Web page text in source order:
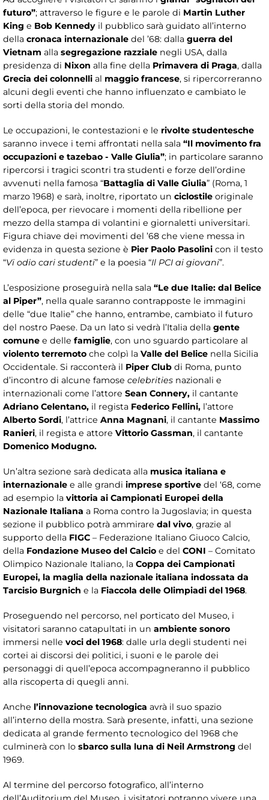
futuro”; attraverso le figure e le parole di Martin Luther
King e Bob Kennedy il pubblico sarà guidato all’interno
della cronaca internazionale del ’68: dalla guerra del
Vietnam alla segregazione razziale negli USA, dalla
presidenza di Nixon alla fine della Primavera di Praga, dalla
Grecia dei colonnelli al maggio francese, si ripercorreranno
alcuni degli eventi che hanno influenzato e cambiato le
sorti della storia del mondo.
Le occupazioni, le contestazioni e le rivolte studentesche
saranno invece i temi affrontati nella sala “Il movimento fra
occupazioni e tazebao - Valle Giulia”; in particolare saranno
ripercorsi i tragici scontri tra studenti e forze dell’ordine
avvenuti nella famosa “Battaglia di Valle Giulia” (Roma, 1
marzo 1968) e sarà, inoltre, riportato un ciclostile originale
dell’epoca, per rievocare i momenti della ribellione per
mezzo della stampa di volantini e giornaletti universitari.
Figura chiave dei movimenti del ’68 che viene messa in
evidenza in questa sezione è Pier Paolo Pasolini con il testo
“Vi odio cari studenti” e la poesia “Il PCI ai giovani”.
L’esposizione proseguirà nella sala “Le due Italie: dal Belice
al Piper”, nella quale saranno contrapposte le immagini
delle “due Italie” che hanno, entrambe, cambiato il futuro
del nostro Paese. Da un lato si vedrà l’Italia della gente
comune e delle famiglie, con uno sguardo particolare al
violento terremoto che colpì la Valle del Belice nella Sicilia
Occidentale. Si racconterà il Piper Club di Roma, punto
d’incontro di alcune famose celebrities nazionali e
internazionali come l’attore Sean Connery, il cantante
Adriano Celentano, il regista Federico Fellini, l’attore
Alberto Sordi, l’attrice Anna Magnani, il cantante Massimo
Ranieri, il regista e attore Vittorio Gassman, il cantante
Domenico Modugno.
Un’altra sezione sarà dedicata alla musica italiana e
internazionale e alle grandi imprese sportive del ‘68, come
ad esempio la vittoria ai Campionati Europei della
Nazionale Italiana a Roma contro la Jugoslavia; in questa
sezione il pubblico potrà ammirare dal vivo, grazie al
supporto della FIGC – Federazione Italiano Giuoco Calcio,
della Fondazione Museo del Calcio e del CONI – Comitato
Olimpico Nazionale Italiano, la Coppa dei Campionati
Europei, la maglia della nazionale italiana indossata da
Tarcisio Burgnich e la Fiaccola delle Olimpiadi del 1968.
Proseguendo nel percorso, nel porticato del Museo, i
visitatori saranno catapultati in un ambiente sonoro
immersi nelle voci del 1968: dalle urla degli studenti nei
cortei ai discorsi dei politici, i suoni e le parole dei
personaggi di quell’epoca accompagneranno il pubblico
alla riscoperta di quegli anni.
Anche l’innovazione tecnologica avrà il suo spazio
all’interno della mostra. Sarà presente, infatti, una sezione
dedicata al grande fermento tecnologico del 1968 che
culminerà con lo sbarco sulla luna di Neil Armstrong del
1969.
Al termine del percorso fotografico, all’interno